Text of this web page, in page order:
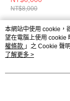
包//bgg540bol1
NT$8,000
熱門標籤
本網站中使用 cookie，
望在電腦上使用 cookie
權條款 」之 Cookie 聲
用條款之 Cookie 聲明使
了解更多 >